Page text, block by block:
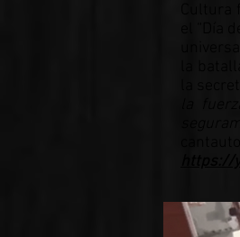
el
la
la
la
https://